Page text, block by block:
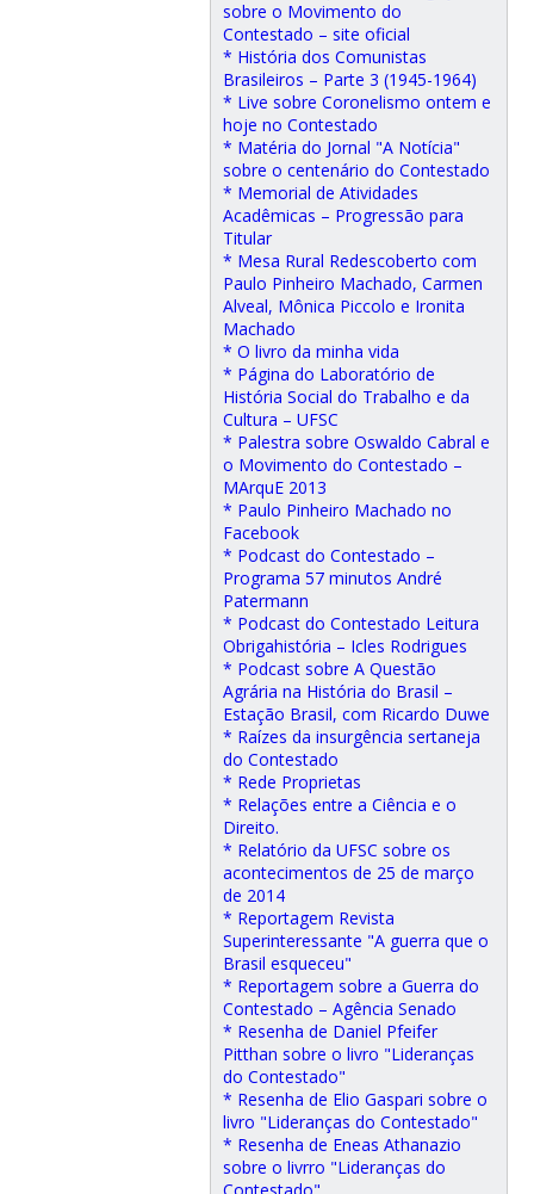
sobre o Movimento do
Contestado – site oficial
* História dos Comunistas
Brasileiros – Parte 3 (1945-1964)
* Live sobre Coronelismo ontem e
hoje no Contestado
* Matéria do Jornal "A Notícia"
sobre o centenário do Contestado
* Memorial de Atividades
Acadêmicas – Progressão para
Titular
* Mesa Rural Redescoberto com
Paulo Pinheiro Machado, Carmen
Alveal, Mônica Piccolo e Ironita
Machado
* O livro da minha vida
* Página do Laboratório de
História Social do Trabalho e da
Cultura – UFSC
* Palestra sobre Oswaldo Cabral e
o Movimento do Contestado –
MArquE 2013
* Paulo Pinheiro Machado no
Facebook
* Podcast do Contestado –
Programa 57 minutos André
Patermann
* Podcast do Contestado Leitura
Obrigahistória – Icles Rodrigues
* Podcast sobre A Questão
Agrária na História do Brasil –
Estação Brasil, com Ricardo Duwe
* Raízes da insurgência sertaneja
do Contestado
* Rede Proprietas
* Relações entre a Ciência e o
Direito.
* Relatório da UFSC sobre os
acontecimentos de 25 de março
de 2014
* Reportagem Revista
Superinteressante "A guerra que o
Brasil esqueceu"
* Reportagem sobre a Guerra do
Contestado – Agência Senado
* Resenha de Daniel Pfeifer
Pitthan sobre o livro "Lideranças
do Contestado"
* Resenha de Elio Gaspari sobre o
livro "Lideranças do Contestado"
* Resenha de Eneas Athanazio
sobre o livrro "Lideranças do